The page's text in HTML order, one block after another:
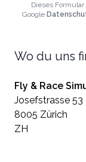
Dieses
Google
Wo du uns
Fly & Race
Josefstrasse 53
8005 Zürich
ZH